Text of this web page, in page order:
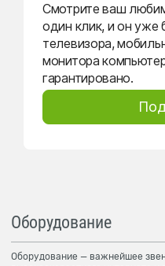
Смотрите ваш
один клик, и он уже
телевизора,
монитора
гарантировано.
Оборудование
Оборудование — важнейшее